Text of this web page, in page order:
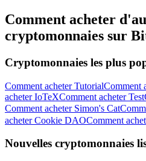
Comment acheter
cryptomonnaies sur
Cryptomonnaies les plus
Comment acheter TutorialComment
acheter IoTeXComment acheter Test
Comment acheter Simon's Cat
acheter Cookie DAOComment
Nouvelles cryptomonnaies